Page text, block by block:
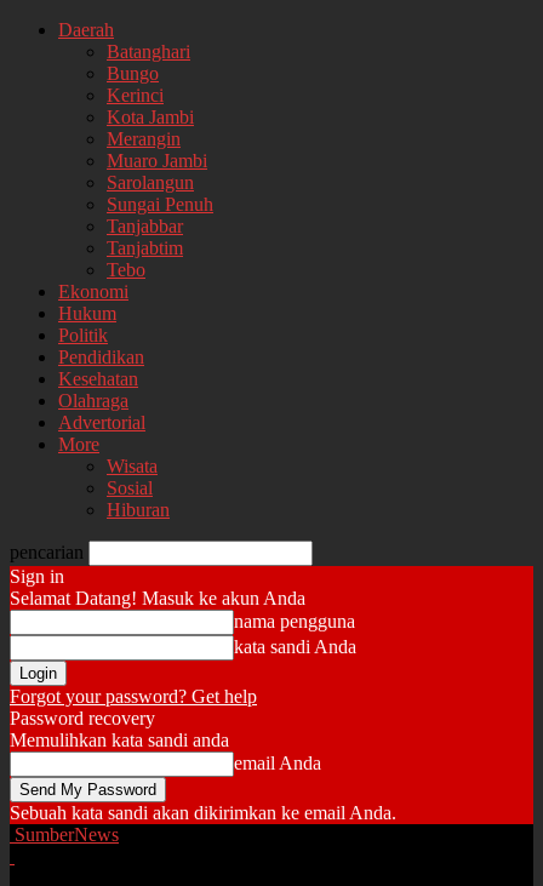
Daerah
Batanghari
Bungo
Kerinci
Kota Jambi
Merangin
Muaro Jambi
Sarolangun
Sungai Penuh
Tanjabbar
Tanjabtim
Tebo
Ekonomi
Hukum
Politik
Pendidikan
Kesehatan
Olahraga
Advertorial
More
Wisata
Sosial
Hiburan
pencarian
Sign in
Selamat Datang! Masuk ke akun Anda
nama pengguna
kata sandi Anda
Forgot your password? Get help
Password recovery
Memulihkan kata sandi anda
email Anda
Sebuah kata sandi akan dikirimkan ke email Anda.
SumberNews